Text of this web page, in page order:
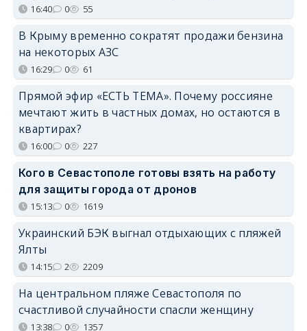
16:40 0 55
В Крыму временно сократят продажи бензина
на некоторых АЗС
16:29 0 61
Прямой эфир «ЕСТЬ ТЕМА». Почему россияне
мечтают жить в частных домах, но остаются в
квартирах?
16:00 0 227
Кого в Севастополе готовы взять на работу
для защиты города от дронов
15:13 0 1619
Украинский БЭК выгнал отдыхающих с пляжей
Ялты
14:15 2 2209
На центральном пляже Севастополя по
счастливой случайности спасли женщину
13:38 0 1357